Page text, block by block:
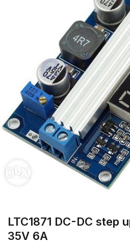
LTC1871 DC-DC step
35V 6A